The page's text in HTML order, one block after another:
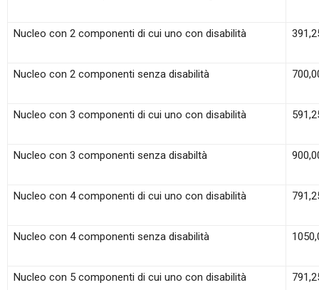
Nucleo con 2 componenti di cui uno con disabilità
Nucleo con 2 componenti senza disabilità
Nucleo con 3 componenti di cui uno con disabilità
Nucleo con 3 componenti senza disabiltà
Nucleo con 4 componenti di cui uno con disabilità
Nucleo con 4 componenti senza disabilità
Nucleo con 5 componenti di cui uno con disabilità